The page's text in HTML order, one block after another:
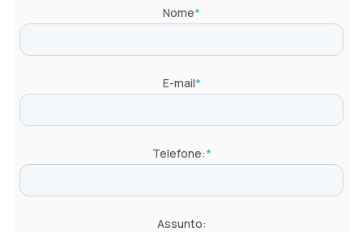
Nome*
E-mail*
Telefone:*
Assunto: